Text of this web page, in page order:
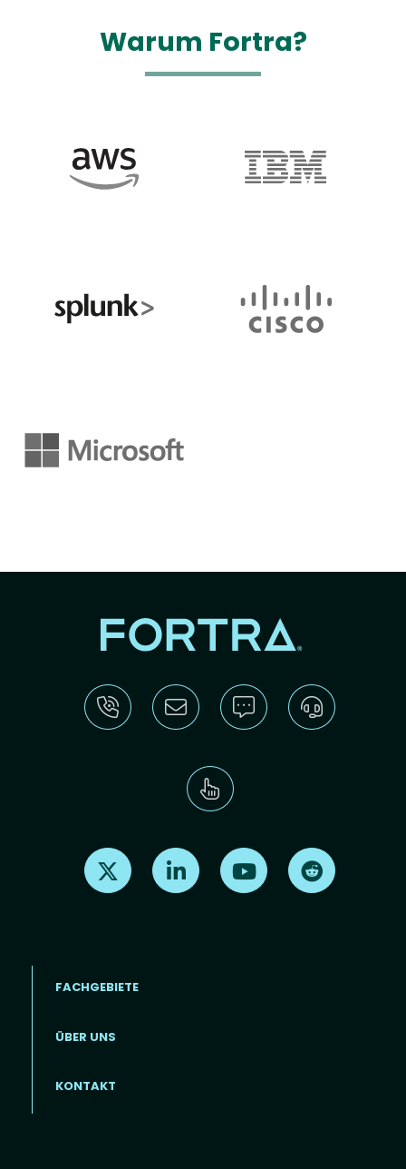
Warum Fortra?
Find us on X Find us on LinkedInFind us on Youtube
Footer menu (DE)
FACHGEBIETE
ÜBER UNS
KONTAKT